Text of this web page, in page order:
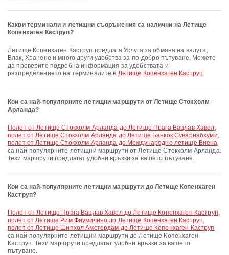
Какви терминали и летищни съоръжения са налични на Летище
Копенхаген Каструп?
Летище Копенхаген Каструп предлага Услуга за обмяна на валута,
Влак, Хранене и много други удобства за по-добро пътуване. Можете
да проверите подробна информация за удобствата и
разпределението на терминалите в Летище Копенхаген Каструп.
Кои са най-популярните летищни маршрути от Летище Стокхолм
Арланда?
полет от Летище Стокхолм Арланда до Летище Прага Вацлав Хавел,
полет от Летище Стокхолм Арланда до Летище Банкок Суварнабхуми,
полет от Летище Стокхолм Арланда до Международно летище Виена
са най-популярните летищни маршрути от Летище Стокхолм Арланда.
Тези маршрути предлагат удобни връзки за вашето пътуване.
Кои са най-популярните летищни маршрути до Летище Копенхаген
Каструп?
полет от Летище Прага Вацлав Хавел до Летище Копенхаген Каструп,
полет от Летище Рим Фиумичино до Летище Копенхаген Каструп,
полет от Летище Шипхол Амстердам до Летище Копенхаген Каструп
са най-популярните летищни маршрути до Летище Копенхаген
Каструп. Тези маршрути предлагат удобни връзки за вашето
пътуване.